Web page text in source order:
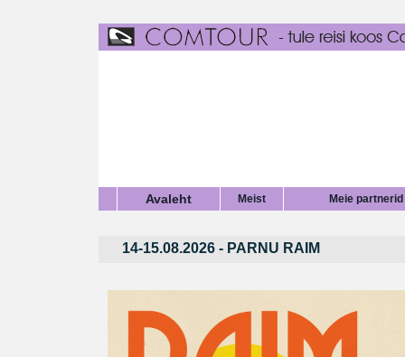
Avaleht Meist Meie partnerid
14-15.08.2026 - PARNU RAIM